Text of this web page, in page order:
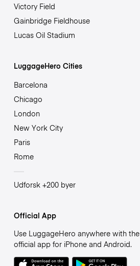
Victory Field
Gainbridge Fieldhouse
Lucas Oil Stadium
LuggageHero Cities
Barcelona
Chicago
London
New York City
Paris
Rome
Udforsk +200 byer
Official App
Use LuggageHero anywhere with the
official app for iPhone and Android.